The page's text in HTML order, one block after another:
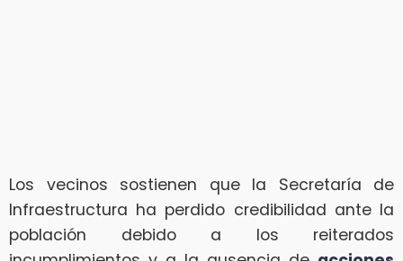
Los vecinos sostienen que la Secretaría de
Infraestructura ha perdido credibilidad ante la
población debido a los reiterados